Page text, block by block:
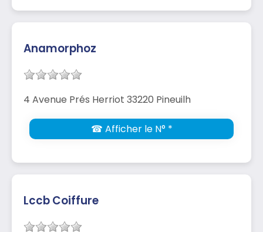
Anamorphoz
4 Avenue Prés Herriot 33220 Pineuilh
☎ Afficher le N° *
Lccb Coiffure